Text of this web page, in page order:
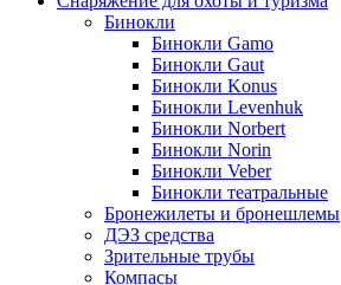
Бинокли
Бинокли Gamo
Бинокли Gaut
Бинокли Konus
Бинокли Levenhuk
Бинокли Norbert
Бинокли Norin
Бинокли Veber
Бинокли театральные
Бронежилеты и бронешлемы
ДЭЗ средства
Зрительные трубы
Компасы